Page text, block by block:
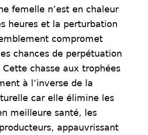
femelle n’est en chaleur
heures et la perturbation
compromet
chances de perpétuation
Cette chasse aux trophées
à l’inverse de la
car elle élimine les
meilleure santé, les
appauvrissant